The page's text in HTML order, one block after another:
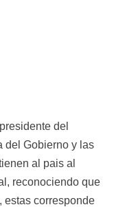
del
del Gobierno y las
al pais al
reconociendo que
estas corresponde